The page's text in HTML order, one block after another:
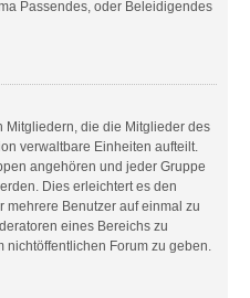
Passendes, oder Beleidigendes
Mitgliedern, die die Mitglieder des
verwaltbare Einheiten aufteilt.
angehören und jeder Gruppe
Dies erleichtert es den
mehrere Benutzer auf einmal zu
eines Bereichs zu
nichtöffentlichen Forum zu geben.